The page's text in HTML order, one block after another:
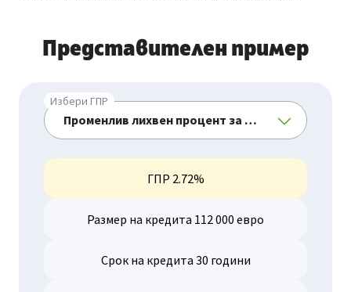
Представителен пример
Избери ГПР
ГПР 2.72%
Размер на кредита 112 000 евро
Срок на кредита 30 години